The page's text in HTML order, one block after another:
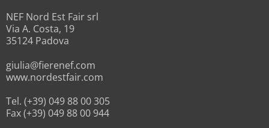
NEF Nord Est Fair srl
Via A. Costa, 19
35124 Padova
giulia@fierenef.com
www.nordestfair.com
Tel. (+39) 049 88 00 305
Fax (+39) 049 88 00 944